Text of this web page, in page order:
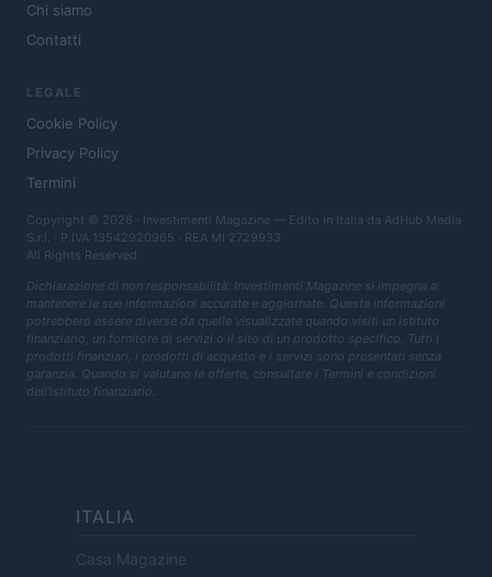
Chi siamo
Contatti
LEGALE
Cookie Policy
Privacy Policy
Termini
Copyright © 2026 · Investimenti Magazine — Edito in Italia da AdHub Media
S.r.l. · P.IVA 13542920965 · REA MI 2729933
All Rights Reserved
Dichiarazione di non responsabilità: Investimenti Magazine si impegna a
mantenere le sue informazioni accurate e aggiornate. Queste informazioni
potrebbero essere diverse da quelle visualizzate quando visiti un istituto
finanziario, un fornitore di servizi o il sito di un prodotto specifico. Tutti i
prodotti finanziari, i prodotti di acquisto e i servizi sono presentati senza
garanzia. Quando si valutano le offerte, consultare i Termini e condizioni
dell'istituto finanziario.
ITALIA
Casa Magazine